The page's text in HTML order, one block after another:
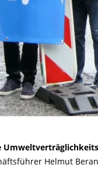
Helmut